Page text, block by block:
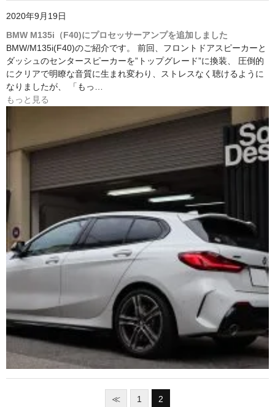
2020年9月19日
BMW M135i（F40)にプロセッサーアンプを追加しました
BMW/M135i(F40)のご紹介です。 前回、フロントドアスピーカーと
ダッシュのセンタースピーカーを”トップグレード”に換装、 圧倒的
にクリアで明瞭な音質に生まれ変わり、ストレスなく聴けるように
なりましたが、 「もっ…
もっと見る
≪ 1 2